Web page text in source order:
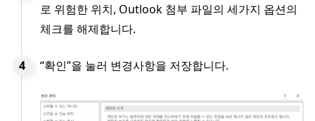
로 위험한 위치, Outlook 첨부 파일의 세가지 옵션의
체크를 해제합니다.
“확인”을 눌러 변경사항을 저장합니다.